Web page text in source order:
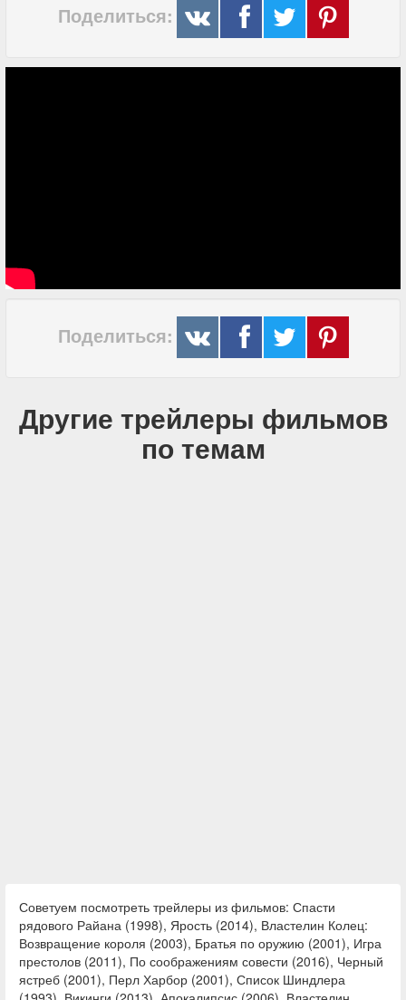
Поделиться:
Поделиться:
Другие трейлеры фильмов
по темам
Советуем посмотреть трейлеры из фильмов: Спасти
рядового Райана (1998), Ярость (2014), Властелин Колец:
Возвращение короля (2003), Братья по оружию (2001), Игра
престолов (2011), По соображениям совести (2016), Черный
ястреб (2001), Перл Харбор (2001), Список Шиндлера